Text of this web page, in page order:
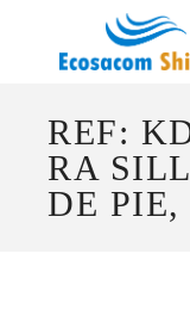
REF:
RA
DE PIE,